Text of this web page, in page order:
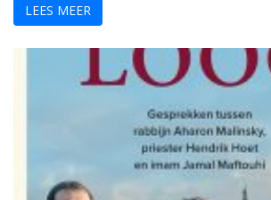
LEES MEER